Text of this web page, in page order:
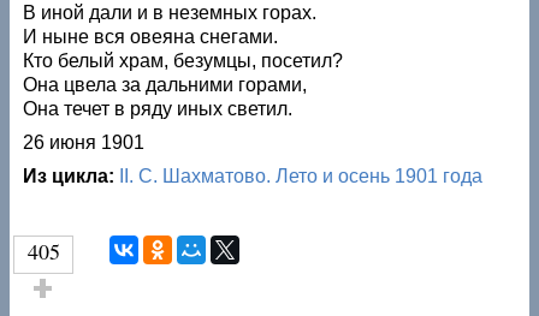
В иной дали и в неземных горах.
И ныне вся овеяна снегами.
Кто белый храм, безумцы, посетил?
Она цвела за дальними горами,
Она течет в ряду иных светил.
26 июня 1901
Из цикла:
II. С. Шахматово. Лето и осень 1901 года
405